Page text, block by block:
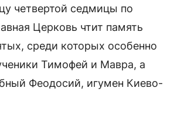
четвертой седмицы по
Церковь чтит память
среди которых особенно
Тимофей и Мавра, а
Феодосий, игумен Киево-